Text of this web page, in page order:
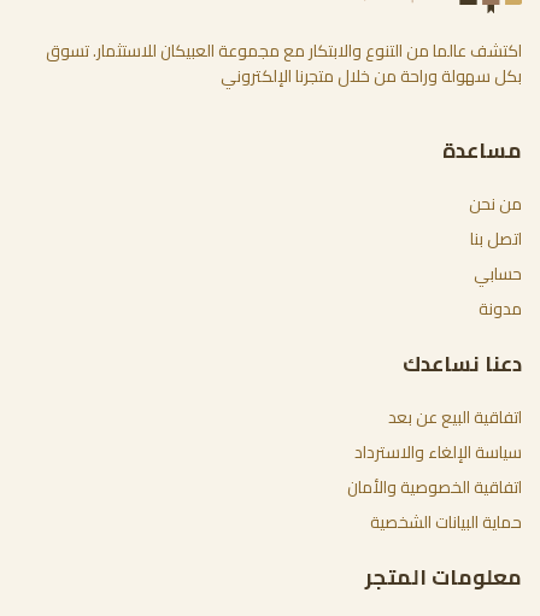
اكتشف عالما من التنوع والابتكار مع مجموعة العبيكان للاستثمار. تسوق
بكل سهولة وراحة من خلال متجرنا الإلكتروني
مساعدة
من نحن
اتصل بنا
حسابي
مدونة
دعنا نساعدك
اتفاقية البيع عن بعد
سياسة الإلغاء والاسترداد
اتفاقية الخصوصية والأمان
حماية البيانات الشخصية
معلومات المتجر